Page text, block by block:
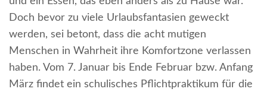
Doch bevor zu viele Urlaubsfantasien geweckt
werden, sei betont, dass die acht mutigen
Menschen in Wahrheit ihre Komfortzone verlassen
haben. Vom 7. Januar bis Ende Februar bzw. Anfang
März findet ein schulisches Pflichtpraktikum für die